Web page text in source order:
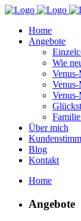
Home
Angebote
Wie
Venus-
Über mich
Blog
Kontakt
Home
Angebote